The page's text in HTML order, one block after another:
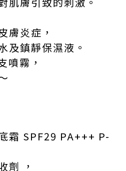
膚炎症，
及鎮靜保濕液。
噴霧，
霜 SPF29 PA+++ P-
劑 ，